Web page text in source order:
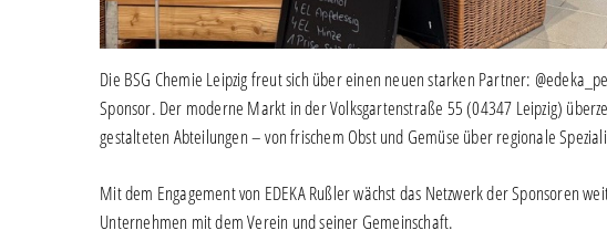
Die BSG Chemie Leipzig freut sich über einen neuen starken Partner:
Sponsor. Der moderne Markt in der Volksgartenstraße 55 (04347 Leipzig)
gestalteten Abteilungen – von frischem Obst und Gemüse über regionale
Mit dem Engagement von EDEKA Rußler wächst das Netzwerk der Sponsoren
Unternehmen mit dem Verein und seiner Gemeinschaft.